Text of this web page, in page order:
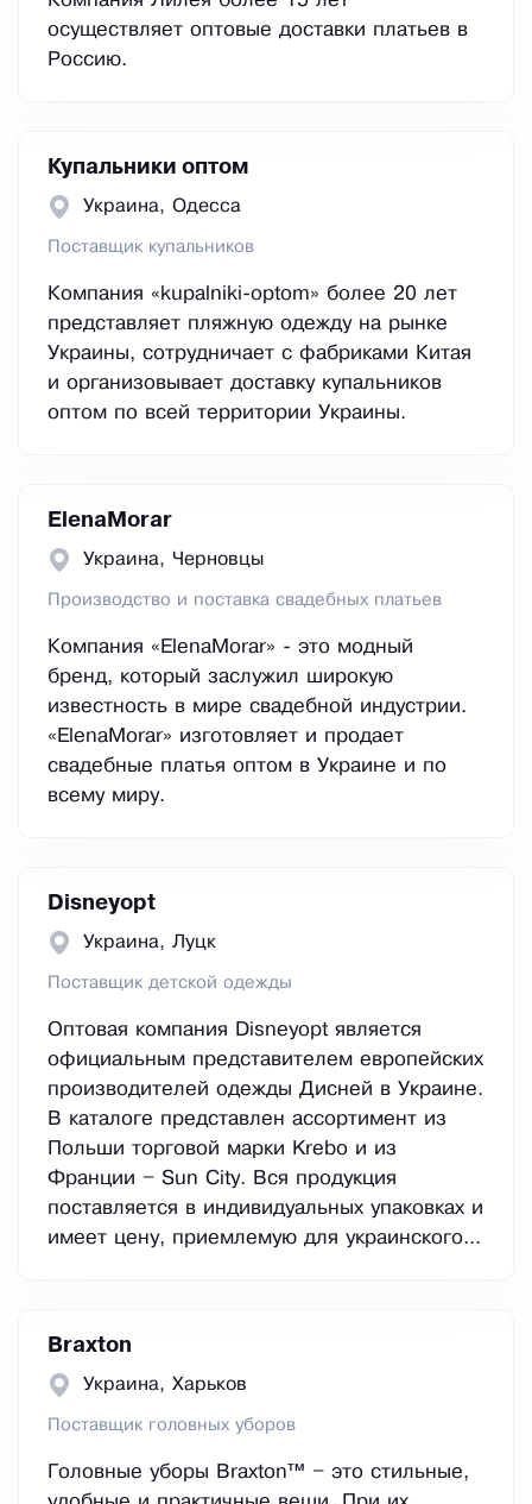
осуществляет оптовые доставки платьев в
Россию.
Купальники оптом
Украина, Одесса
Поставщик купальников
Компания «kupalniki-optom» более 20 лет
представляет пляжную одежду на рынке
Украины, сотрудничает с фабриками Китая
и организовывает доставку купальников
оптом по всей территории Украины.
ElenaMorar
Украина, Черновцы
Производство и поставка свадебных платьев
Компания «ElenaMorar» - это модный
бренд, который заслужил широкую
известность в мире свадебной индустрии.
«ElenaMorar» изготовляет и продает
свадебные платья оптом в Украине и по
всему миру.
Disneyopt
Украина, Луцк
Поставщик детской одежды
Оптовая компания Disneyopt является
официальным представителем европейских
производителей одежды Дисней в Украине.
В каталоге представлен ассортимент из
Польши торговой марки Krebo и из
Франции – Sun City. Вся продукция
поставляется в индивидуальных упаковках и
имеет цену, приемлемую для украинского...
Braxton
Украина, Харьков
Поставщик головных уборов
Головные уборы Braxton™ – это стильные,